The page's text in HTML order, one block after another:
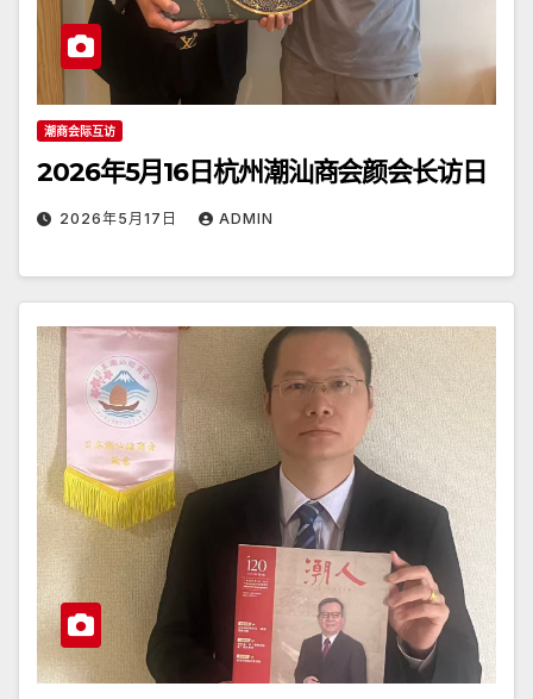
潮商会际互访
2026年5月16日杭州潮汕商会颜会长访日
2026年5月17日 ADMIN